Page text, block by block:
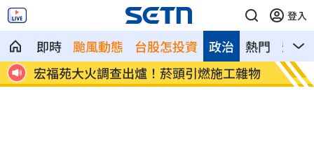
登入
即時 颱風動態 台股怎投資 熱門 影音
政治
！
宏福苑大火調查出爐！菸頭引燃施工雜物
定投
位！